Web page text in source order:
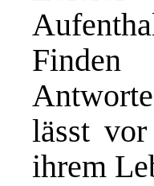
lässt
ihrem